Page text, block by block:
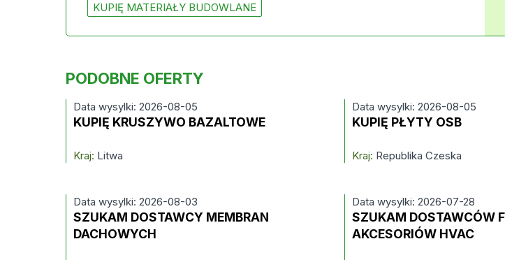
KUPIĘ MATERIAŁY BUDOWLANE
PODOBNE OFERTY
Data wysylki: 2026-08-05
KUPIĘ KRUSZYWO BAZALTOWE
Kraj: Litwa
Data wysylki: 2026-08-05
KUPIĘ PŁYTY OSB
Kraj: Republika Czeska
Data wysylki: 2026-08-03
SZUKAM DOSTAWCY MEMBRAN
DACHOWYCH
Data wysylki: 2026-07-28
SZUKAM DOSTAWCÓW
AKCESORIÓW HVAC